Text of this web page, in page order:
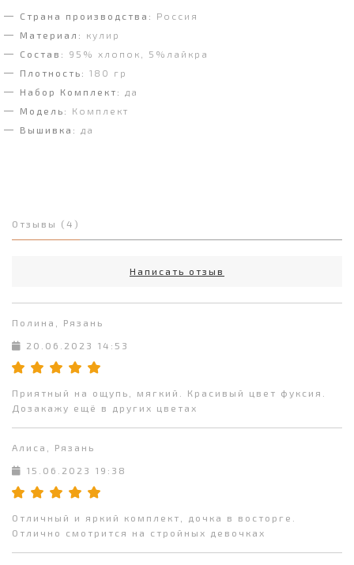
Страна производства:
Россия
Материал:
кулир
Состав:
95% хлопок, 5%лайкра
Плотность: 180 гр
Набор Комплект:
да
Модель:
Комплект
Вышивка:
да
Отзывы (4)
Написать отзыв
Полина, Рязань
20.06.2023 14:53
Приятный на ощупь, мягкий. Красивый цвет фуксия.
Дозакажу ещё в других цветах
Алиса, Рязань
15.06.2023 19:38
Отличный и яркий комплект, дочка в восторге.
Отлично смотрится на стройных девочках